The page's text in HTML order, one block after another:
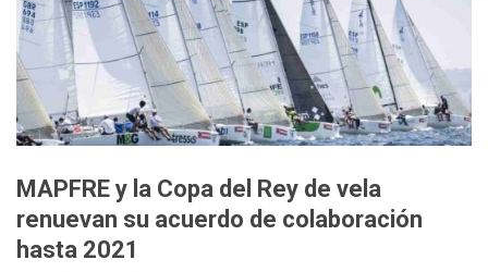
Turismo
República Dominicana
Venezuela
Cambio Climático
MAPFRE y la Copa del Rey de vela
renuevan su acuerdo de colaboración
hasta 2021